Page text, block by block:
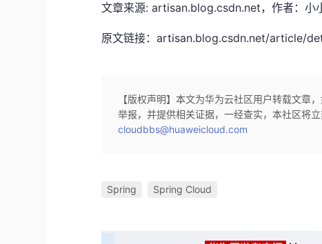
文章来源: artisan.blog.csdn.net，作者：小
原文链接：artisan.blog.csdn.net/article/
【版权声明】本文为华为云社区用户转载文章
举报，并提供相关证据，一经查实，本社区将
cloudbbs@huaweicloud.com
Spring Spring Cloud